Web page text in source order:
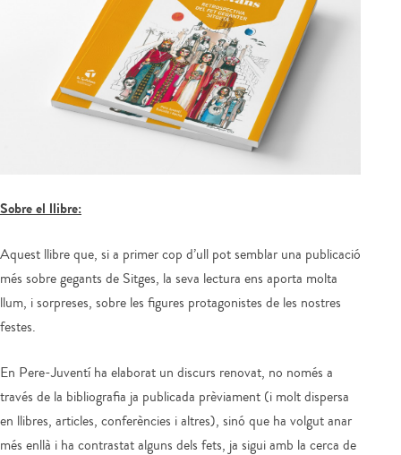
Sobre el llibre:
Aquest llibre que, si a primer cop d’ull pot semblar una publicació
més sobre gegants de Sitges, la seva lectura ens aporta molta
llum, i sorpreses, sobre les figures protagonistes de les nostres
festes.
En Pere-Juventí ha elaborat un discurs renovat, no només a
través de la bibliografia ja publicada prèviament (i molt dispersa
en llibres, articles, conferències i altres), sinó que ha volgut anar
més enllà i ha contrastat alguns dels fets, ja sigui amb la cerca de